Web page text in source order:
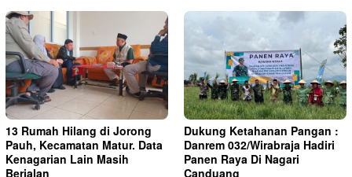
13 Rumah Hilang di Jorong
Pauh, Kecamatan Matur. Data
Kenagarian Lain Masih
Berjalan
Dukung Ketahanan Pangan :
Danrem 032/Wirabraja Hadiri
Panen Raya Di Nagari
Canduang